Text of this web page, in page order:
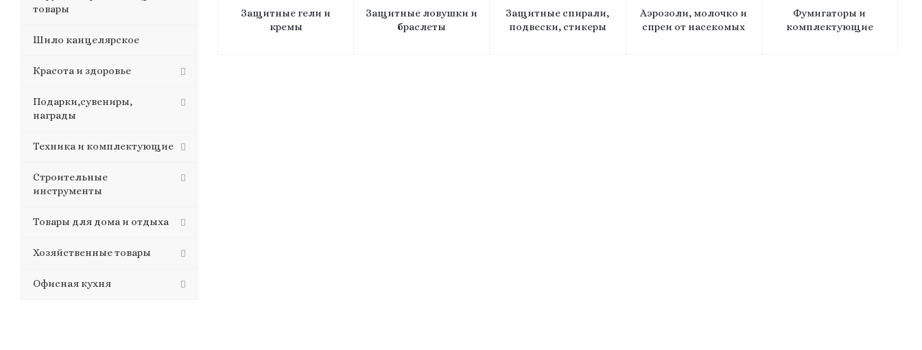
Защитные гели и
кремы
Защитные ловушки и
браслеты
Защитные спирали,
подвески, стикеры
Аэрозоли, молочко и
спреи от насекомых
Фумигаторы и
комплектующие
товары
Шило канцелярское
Красота и здоровье
Подарки,сувениры,
награды
Техника и комплектующие
Строительные
инструменты
Товары для дома и отдыха
Хозяйственные товары
Офисная кухня